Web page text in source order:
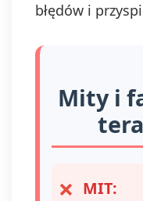
błędów i
Mity i
MIT: